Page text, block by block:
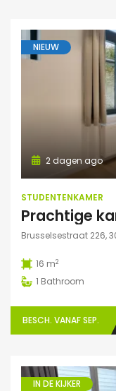
NIEUW
2 dagen ago
STUDENTENKAMER
Prachtige
Brusselsestraat 226,
16 m2
1 Bathroom
BESCH. VANAF SEP.
IN DE KIJKER